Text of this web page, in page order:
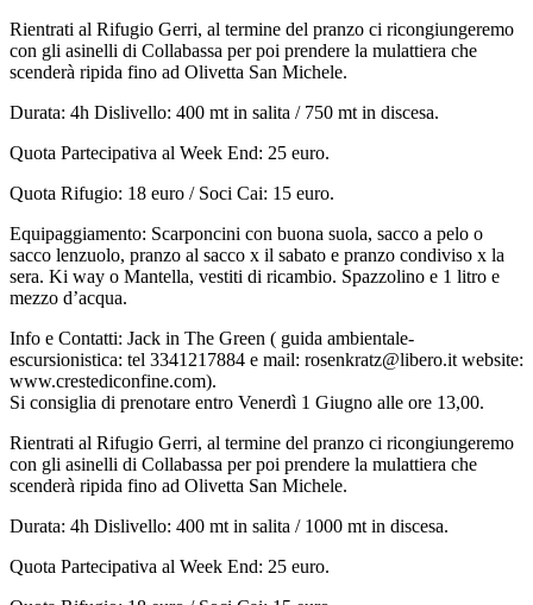
Rientrati al Rifugio Gerri, al termine del pranzo ci ricongiungeremo
con gli asinelli di Collabassa per poi prendere la mulattiera che
scenderà ripida fino ad Olivetta San Michele.
Durata: 4h Dislivello: 400 mt in salita / 750 mt in discesa.
Quota Partecipativa al Week End: 25 euro.
Quota Rifugio: 18 euro / Soci Cai: 15 euro.
Equipaggiamento: Scarponcini con buona suola, sacco a pelo o
sacco lenzuolo, pranzo al sacco x il sabato e pranzo condiviso x la
sera. Ki way o Mantella, vestiti di ricambio. Spazzolino e 1 litro e
mezzo d’acqua.
Info e Contatti: Jack in The Green ( guida ambientale-
escursionistica: tel 3341217884 e mail: rosenkratz@libero.it website:
www.crestediconfine.com).
Si consiglia di prenotare entro Venerdì 1 Giugno alle ore 13,00.
Rientrati al Rifugio Gerri, al termine del pranzo ci ricongiungeremo
con gli asinelli di Collabassa per poi prendere la mulattiera che
scenderà ripida fino ad Olivetta San Michele.
Durata: 4h Dislivello: 400 mt in salita / 1000 mt in discesa.
Quota Partecipativa al Week End: 25 euro.